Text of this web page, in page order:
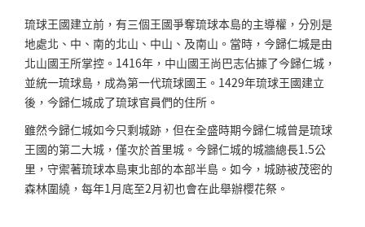
琉球王國建立前，有三個王國爭奪琉球本島的主導權，分別是
地處北、中、南的北山、中山、及南山。當時，今歸仁城是由
北山國王所掌控。1416年，中山國王尚巴志佔據了今歸仁城，
並統一琉球島，成為第一代琉球國王。1429年琉球王國建立
後，今歸仁城成了琉球官員們的住所。
雖然今歸仁城如今只剩城跡，但在全盛時期今歸仁城曾是琉球
王國的第二大城，僅次於首里城。今歸仁城的城牆總長1.5公
里，守禦著琉球本島東北部的本部半島。如今，城跡被茂密的
森林圍繞，每年1月底至2月初也會在此舉辦櫻花祭。